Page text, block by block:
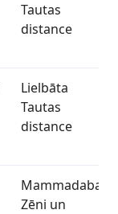
Tautas
distance
Lielbāta
Tautas
distance
Mammadaba
Zēni un